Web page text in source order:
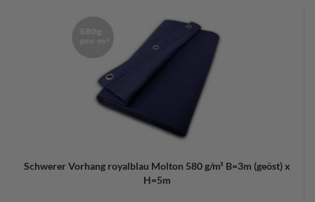
Schwerer Vorhang royalblau Molton 580 g/m² B=3m (geöst) x
H=5m